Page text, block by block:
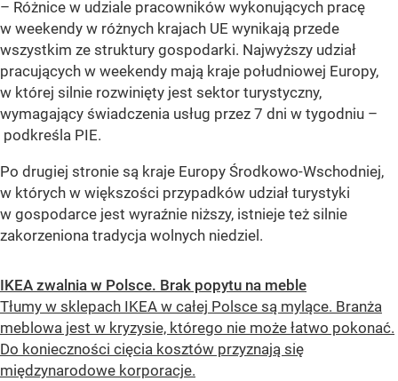
– Różnice w udziale pracowników wykonujących pracę
w weekendy w różnych krajach UE wynikają przede
wszystkim ze struktury gospodarki. Najwyższy udział
pracujących w weekendy mają kraje południowej Europy,
w której silnie rozwinięty jest sektor turystyczny,
wymagający świadczenia usług przez 7 dni w tygodniu –
podkreśla PIE.
Po drugiej stronie są kraje Europy Środkowo-Wschodniej,
w których w większości przypadków udział turystyki
w gospodarce jest wyraźnie niższy, istnieje też silnie
zakorzeniona tradycja wolnych niedziel.
IKEA zwalnia w Polsce. Brak popytu na meble
Tłumy w sklepach IKEA w całej Polsce są mylące. Branża
meblowa jest w kryzysie, którego nie może łatwo pokonać.
Do konieczności cięcia kosztów przyznają się
międzynarodowe korporacje.